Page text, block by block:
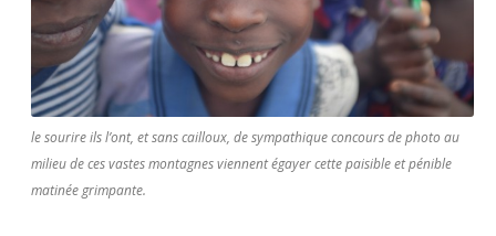
le sourire ils l’ont, et sans cailloux, de sympathique concours de photo au
milieu de ces vastes montagnes viennent égayer cette paisible et pénible
matinée grimpante.